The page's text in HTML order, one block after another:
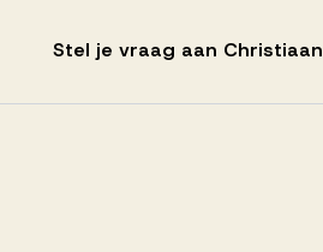
Stel je vraag aan Christiaan